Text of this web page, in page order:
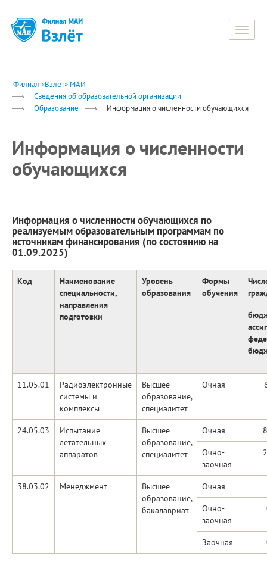
Toggle
Филиал «Взлёт» МАИ
Сведения об образовательной организации
Образование
Информация о численности обучающихся
Информация о численности
обучающихся
Информация о численности обучающихся по
реализуемым образовательным программам по
источникам финансирования (по состоянию на
01.09.2025)
Код
Наименование
специальности,
направления
подготовки
Уровень
образования
Формы
обучения
11.05.01
Радиоэлектронные
системы и
комплексы
Высшее
образование,
специалитет
Очная
24.05.03
Испытание
летательных
аппаратов
Высшее
образование,
специалитет
Очная
Очно-
заочная
38.03.02 Менеджмент
Высшее
образование,
бакалавриат
Очная
Очно-
заочная
Заочная